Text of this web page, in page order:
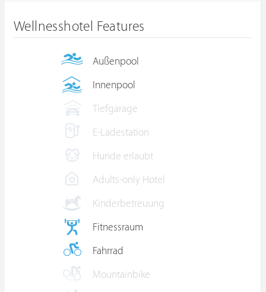
Wellnesshotel Features
Außenpool
Innenpool
Tiefgarage
E-Ladestation
Hunde erlaubt
Adults-only Hotel
Kinderbetreuung
Fitnessraum
Fahrrad
Mountainbike